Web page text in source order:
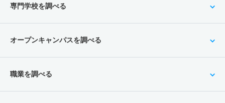
専門学校を調べる
オープンキャンパスを調べる
職業を調べる